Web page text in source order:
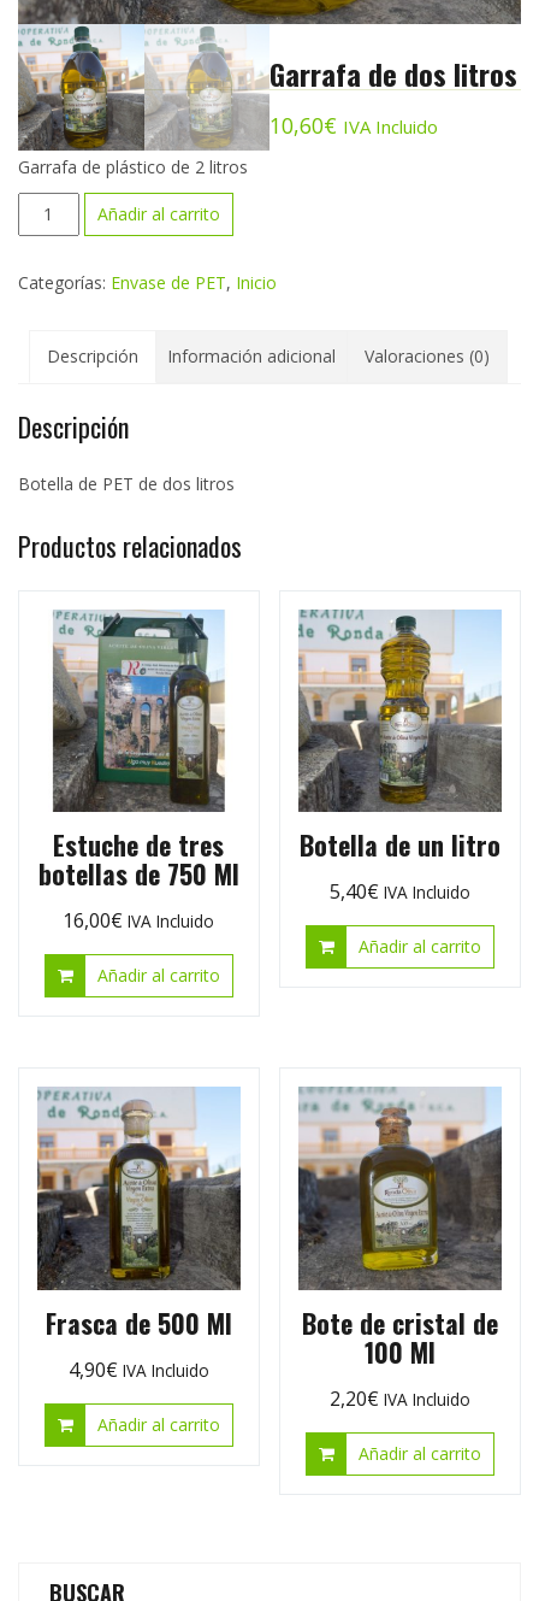
Garrafa de dos litros
10,60€ IVA Incluido
Garrafa de plástico de 2 litros
Garrafa
de
litros
Añadir al carrito
Categorías: Envase de PET, Inicio
Descripción Información adicional Valoraciones (0)
Descripción
Botella de PET de dos litros
Productos relacionados
Estuche de tres
botellas de 750 Ml
16,00€ IVA Incluido
Añadir al carrito
Botella de un litro
5,40€ IVA Incluido
Añadir al carrito
Frasca de 500 Ml
4,90€ IVA Incluido
Añadir al carrito
Bote de cristal de
100 Ml
2,20€ IVA Incluido
Añadir al carrito
BUSCAR